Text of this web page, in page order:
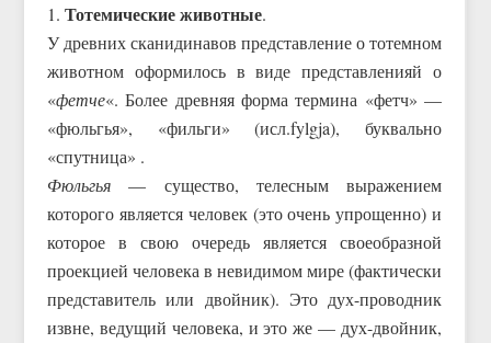
1. Тотемические животные.
У древних сканидинавов представление о тотемном
животном оформилось в виде представленияй о
«фетче«. Более древняя форма термина «фетч» —
«фюльгья», «фильги» (исл.fylgja), буквально
«спутница» .
Фюльгья— существо, телесным выражением
которого является человек (это очень упрощенно) и
которое в свою очередь является своеобразной
проекцией человека в невидимом мире (фактически
представитель или двойник). Это дух-проводник
извне, ведущий человека, и это же — дух-двойник,